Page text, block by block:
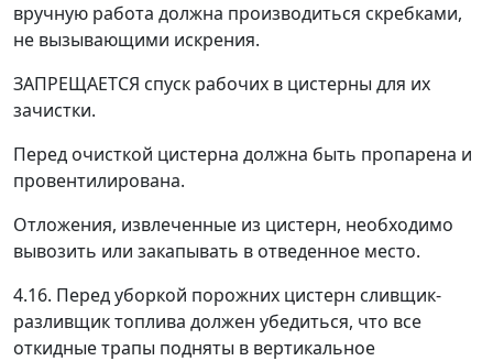
вручную работа должна производиться скребками,
не вызывающими искрения.
ЗАПРЕЩАЕТСЯ спуск рабочих в цистерны для их
зачистки.
Перед очисткой цистерна должна быть пропарена и
провентилирована.
Отложения, извлеченные из цистерн, необходимо
вывозить или закапывать в отведенное место.
4.16. Перед уборкой порожних цистерн сливщик-
разливщик топлива должен убедиться, что все
откидные трапы подняты в вертикальное